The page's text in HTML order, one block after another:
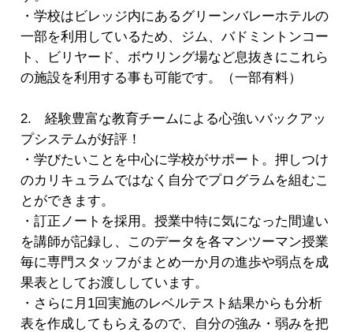
・学校はビレッジ内にあるグリーンバレーホテルの
一部を利用しているため、ジム、バドミントンコー
ト、ビリヤード、ボウリング場など息抜きにこれら
の施設を利用する事も可能です。（一部有料）
2. 経験豊富な教育チームによる心強いバックアッ
プシステムが好評！
・学びたいことを中心に学校がサポート。押しつけ
のカリキュラムではなく自分でプログラムを組むこ
とができます。
・訂正ノートを採用。授業中特に気になった間違い
を講師が記録し、このデータを各マンツーマン授業
毎に専門スタッフがまとめ一か月の進歩や弱点を成
果表としてお渡ししています。
・さらに月1回実施のレベルテスト結果からも分析
表を作成してもらえるので、自分の強み・弱みを把